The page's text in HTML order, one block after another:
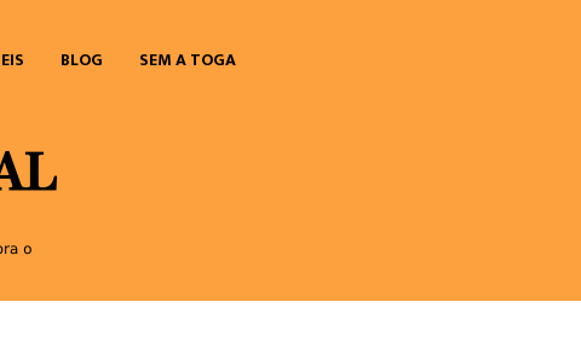
BLOG SEM A TOGA